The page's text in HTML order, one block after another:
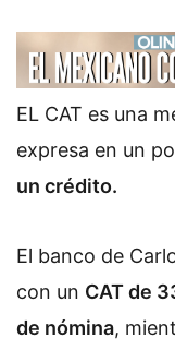
EL CAT es una
expresa en un
un crédito.
El banco de
con un CAT de
de nómina,